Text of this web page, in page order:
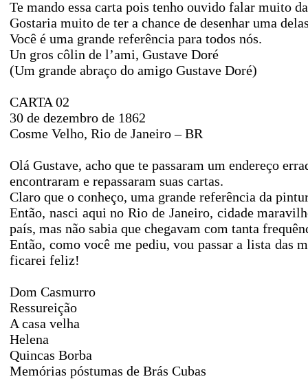
Te mando essa carta pois tenho ouvido falar muito
Gostaria muito de ter a chance de desenhar uma
Você é uma grande referência para todos nós.
Un gros côlin de l’ami, Gustave Doré
(Um grande abraço do amigo Gustave Doré)
CARTA 02
30 de dezembro de 1862
Cosme Velho, Rio de Janeiro – BR
Olá Gustave, acho que te passaram um endereço
encontraram e repassaram suas cartas.
Claro que o conheço, uma grande referência da
Então, nasci aqui no Rio de Janeiro, cidade
país, mas não sabia que chegavam com tanta
Então, como você me pediu, vou passar a lista das
ficarei feliz!
Dom Casmurro
Ressureição
A casa velha
Helena
Quincas Borba
Memórias póstumas de Brás Cubas